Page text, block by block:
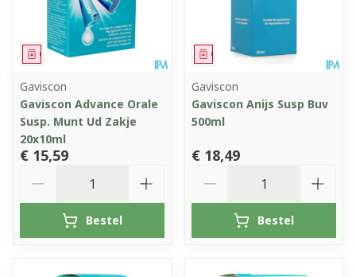
Geneesmiddel
Gaviscon
Gaviscon Advance Orale
Susp. Munt Ud Zakje
20x10ml
€ 15,59
Bestel
Geneesmiddel
Gaviscon
Gaviscon Anijs Susp Buv
500ml
€ 18,49
Bestel